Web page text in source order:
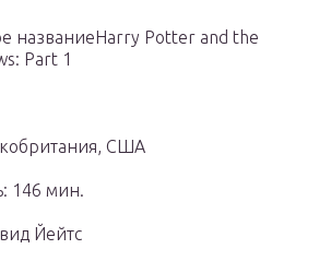
названиеHarry Potter and the
Part 1
США
146 мин.
Йейтс